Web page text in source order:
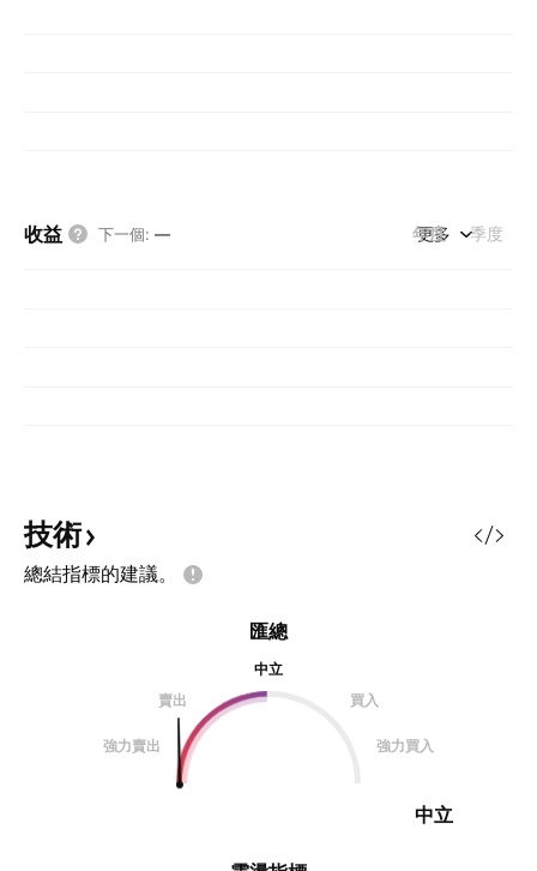
收益 下一個: — 年度 季度
更多
技術
總結指標的建議。
匯總
中立
賣出
買入
強力賣出 強力買入
中立